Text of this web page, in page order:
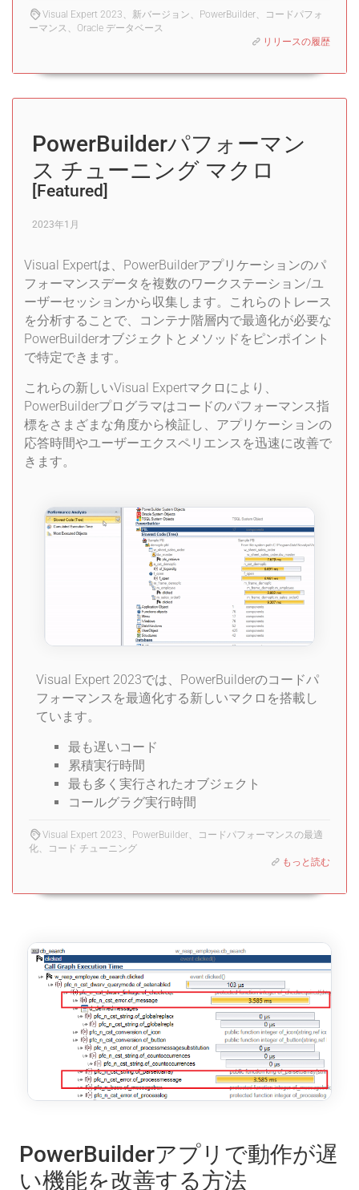
Visual Expert 2023、新バージョン、PowerBuilder、コードパフォ
ーマンス、Oracle データベース
リリースの履歴
PowerBuilderパフォーマン
ス チューニング マクロ
[Featured]
2023年1月
Visual Expertは、PowerBuilderアプリケーションのパ
フォーマンスデータを複数のワークステーション/ユ
ーザーセッションから収集します。これらのトレース
を分析することで、コンテナ階層内で最適化が必要な
PowerBuilderオブジェクトとメソッドをピンポイント
で特定できます。
これらの新しいVisual Expertマクロにより、
PowerBuilderプログラマはコードのパフォーマンス指
標をさまざまな角度から検証し、アプリケーションの
応答時間やユーザーエクスペリエンスを迅速に改善で
きます。
Visual Expert 2023では、PowerBuilderのコードパ
フォーマンスを最適化する新しいマクロを搭載し
ています。
最も遅いコード
累積実行時間
最も多く実行されたオブジェクト
コールグラグ実行時間
Visual Expert 2023、PowerBuilder、コードパフォーマンスの最適
化、コード チューニング
もっと読む
PowerBuilderアプリで動作が遅
い機能を改善する方法